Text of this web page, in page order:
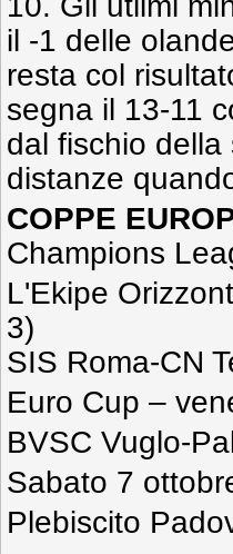
il -1 delle
resta col
segna il 13-11
dal fischio della
distanze
COPPE
Champions
L'Ekipe
3)
SIS Roma-CN
Euro Cup –
BVSC Vuglo-
Sabato 7
Plebiscito